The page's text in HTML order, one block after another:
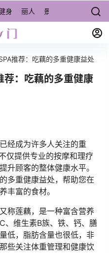
身 丽人 景点/周边游 宠物
推荐：吃藕的多重健康益处
荐：吃藕的多重健康
经成为许多人关注的重
仅提供专业的按摩和理疗
升顾客的整体健康水平。
多重健康益处，帮助您在
丰富的食材。
称莲藕，是一种富含营养
、维生素B族、铁、钙、膳
低，脂肪含量也很低，非
些关注体重管理和健康饮